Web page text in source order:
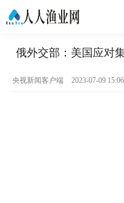
俄外交部：美国应对
央视新闻客户端 2023-07-09